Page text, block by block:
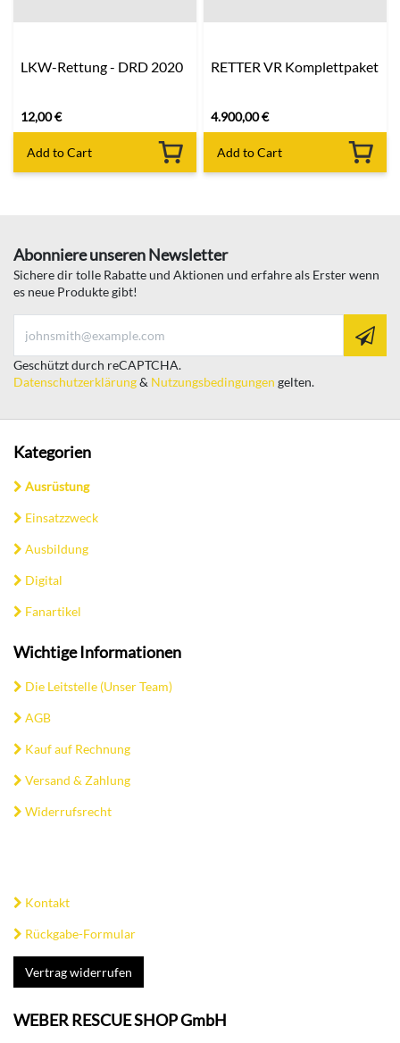
LKW-Rettung - DRD 2020
12,00€
Add to Cart
RETTER VR Komplettpaket
4.900,00€
Add to Cart
Abonniere unseren Newsletter
Sichere dir tolle Rabatte und Aktionen und erfahre als Erster wenn
es neue Produkte gibt!
Geschützt durch reCAPTCHA.
Datenschutzerklärung& Nutzungsbedingungen gelten.
Kategorien
Ausrüstung
Einsatzzweck
Ausbildung
Digital
Fanartikel
Wichtige Informationen
Die Leitstelle (Unser Team)
AGB
Kauf auf Rechnung
Versand & Zahlung
Widerrufsrecht
Kontakt
Rückgabe-Formular
Vertrag widerrufen
WEBER RESCUE SHOP GmbH